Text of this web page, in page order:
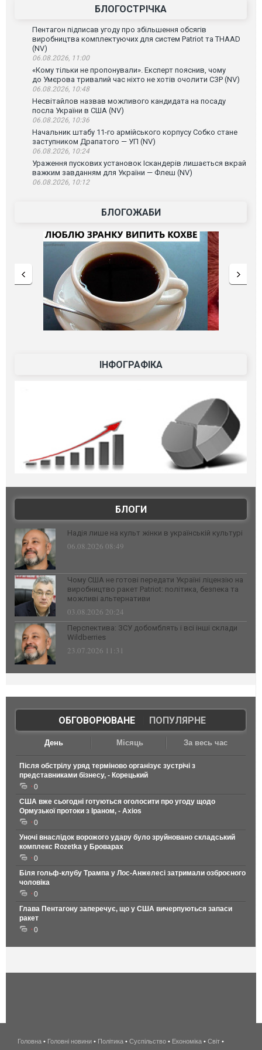
БЛОГОСТРІЧКА
Пентагон підписав угоду про збільшення обсягів
виробництва комплектуючих для систем Patriot та THAAD
(NV)
06.08.2026, 11:00
«Кому тільки не пропонували». Експерт пояснив, чому
до Умєрова тривалий час ніхто не хотів очолити СЗР (NV)
06.08.2026, 10:48
Несвітайлов назвав можливого кандидата на посаду
посла України в США (NV)
06.08.2026, 10:36
Начальник штабу 11-го армійського корпусу Собко стане
заступником Драпатого — УП (NV)
06.08.2026, 10:24
Ураження пускових установок Іскандерів лишається вкрай
важким завданням для України — Флеш (NV)
06.08.2026, 10:12
БЛОГОЖАБИ
ІНФОГРАФІКА
БЛОГИ
Надія лише на культ жінки в українській культурі
06.08.2026 08:49
Чому США не готові передати Україні ліцензію на
виробництво ракет Patriot: політика, безпека та
можливі альтернативи
03.08.2026 20:24
Перспектива: ЗСУ добомблять і всі інші склади
Wildberries
23.07.2026 11:31
ОБГОВОРЮВАНЕ| ПОПУЛЯРНЕ
День Місяць За весь час
Після обстрілу уряд терміново організує зустрічі з
представниками бізнесу, - Корецький
0
США вже сьогодні готуються оголосити про угоду щодо
Ормузької протоки з Іраном, - Axios
0
Уночі внаслідок ворожого удару було зруйновано складський
комплекс Rozetka у Броварах
0
Біля гольф-клубу Трампа у Лос-Анжелесі затримали озброєного
чоловіка
0
Глава Пентагону заперечує, що у США вичерпуються запаси
ракет
0
беспроводной
Головна • Головні новини • Політика • Суспільство • Економіка • Світ •